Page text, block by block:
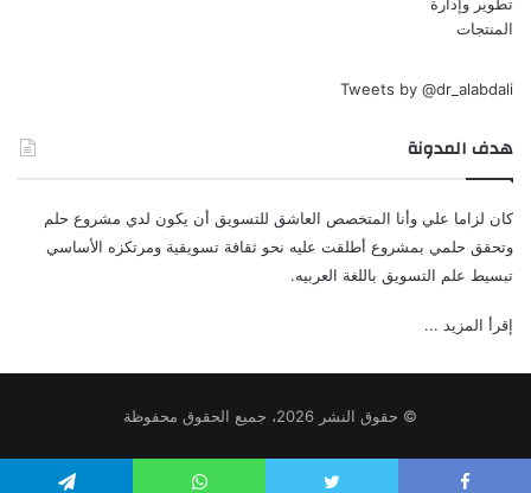
Tweets by @dr_alabdali
هدف المدونة
كان لزاما علي وأنا المتخصص العاشق للتسويق أن يكون لدي مشروع حلم
وتحقق حلمي بمشروع أطلقت عليه نحو ثقافة تسويقية ومرتكزه الأساسي
تبسيط علم التسويق باللغة العربيه.
إقرأ المزيد ...
© حقوق النشر 2026، جميع الحقوق محفوظة